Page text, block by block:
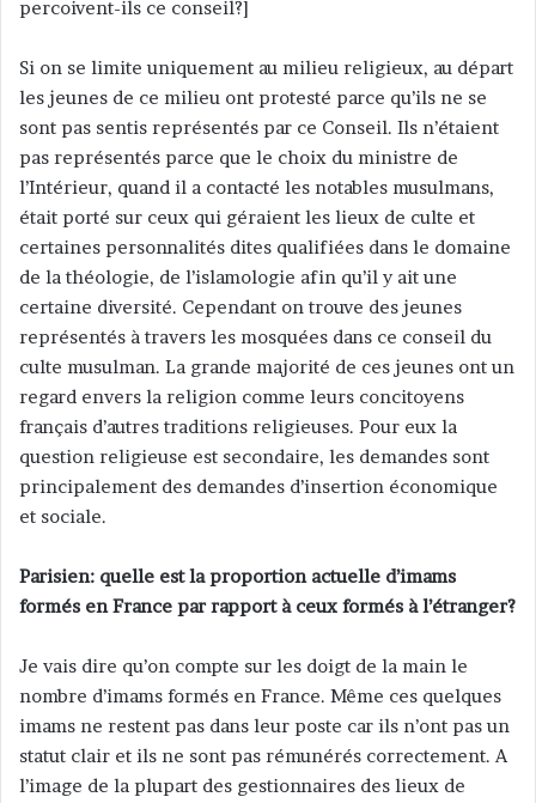
percoivent-ils ce conseil?]
Si on se limite uniquement au milieu religieux, au départ
les jeunes de ce milieu ont protesté parce qu’ils ne se
sont pas sentis représentés par ce Conseil. Ils n’étaient
pas représentés parce que le choix du ministre de
l’Intérieur, quand il a contacté les notables musulmans,
était porté sur ceux qui géraient les lieux de culte et
certaines personnalités dites qualifiées dans le domaine
de la théologie, de l’islamologie afin qu’il y ait une
certaine diversité. Cependant on trouve des jeunes
représentés à travers les mosquées dans ce conseil du
culte musulman. La grande majorité de ces jeunes ont un
regard envers la religion comme leurs concitoyens
français d’autres traditions religieuses. Pour eux la
question religieuse est secondaire, les demandes sont
principalement des demandes d’insertion économique
et sociale.
Parisien: quelle est la proportion actuelle d’imams
formés en France par rapport à ceux formés à l’étranger?
Je vais dire qu’on compte sur les doigt de la main le
nombre d’imams formés en France. Même ces quelques
imams ne restent pas dans leur poste car ils n’ont pas un
statut clair et ils ne sont pas rémunérés correctement. A
l’image de la plupart des gestionnaires des lieux de